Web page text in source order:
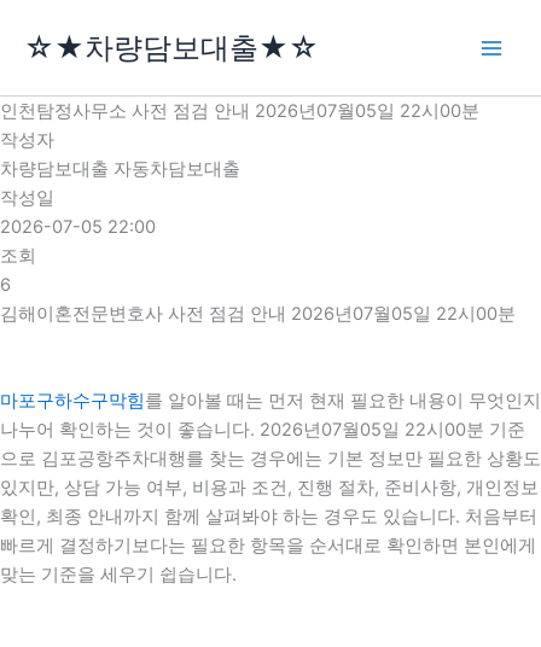
로
건
너
뛰
기
☆★차량담보대출★☆
인천탐정사무소 사전 점검 안내 2026년07월05일 22시00분
작성자
차량담보대출 자동차담보대출
작성일
2026-07-05 22:00
조회
6
김해이혼전문변호사 사전 점검 안내 2026년07월05일 22시00분
마포구하수구막힘를 알아볼 때는 먼저 현재 필요한 내용이 무엇인지
나누어 확인하는 것이 좋습니다. 2026년07월05일 22시00분 기준
으로 김포공항주차대행를 찾는 경우에는 기본 정보만 필요한 상황도
있지만, 상담 가능 여부, 비용과 조건, 진행 절차, 준비사항, 개인정보
확인, 최종 안내까지 함께 살펴봐야 하는 경우도 있습니다. 처음부터
빠르게 결정하기보다는 필요한 항목을 순서대로 확인하면 본인에게
맞는 기준을 세우기 쉽습니다.